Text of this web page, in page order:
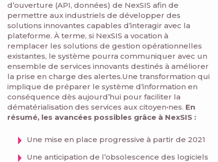
d’ouverture (API, données) de NexSIS afin de
permettre aux industriels de développer des
solutions innovantes capables d’interagir avec la
plateforme. À terme, si NexSIS a vocation à
remplacer les solutions de gestion opérationnelles
existantes, le système pourra communiquer avec un
ensemble de services innovants destinés à améliorer
la prise en charge des alertes.Une transformation qui
implique de préparer le système d’information en
conséquence dès aujourd’hui pour faciliter la
dématérialisation des services aux citoyen·nes. En
résumé, les avancées possibles grâce à NexSIS :
Une mise en place progressive à partir de 2021
Une anticipation de l’obsolescence des logiciels